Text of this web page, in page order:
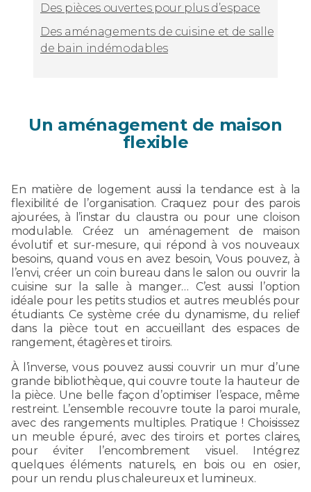
Des pièces ouvertes pour plus d’espace
Des aménagements de cuisine et de salle
de bain indémodables
Un aménagement de maison
flexible
En matière de logement aussi la tendance est à la
flexibilité de l’organisation. Craquez pour des parois
ajourées, à l’instar du claustra ou pour une cloison
modulable. Créez un aménagement de maison
évolutif et sur-mesure, qui répond à vos nouveaux
besoins, quand vous en avez besoin, Vous pouvez, à
l’envi, créer un coin bureau dans le salon ou ouvrir la
cuisine sur la salle à manger… C’est aussi l’option
idéale pour les petits studios et autres meublés pour
étudiants. Ce système crée du dynamisme, du relief
dans la pièce tout en accueillant des espaces de
rangement, étagères et tiroirs.
À l’inverse, vous pouvez aussi couvrir un mur d’une
grande bibliothèque, qui couvre toute la hauteur de
la pièce. Une belle façon d’optimiser l’espace, même
restreint. L’ensemble recouvre toute la paroi murale,
avec des rangements multiples. Pratique ! Choisissez
un meuble épuré, avec des tiroirs et portes claires,
pour éviter l’encombrement visuel. Intégrez
quelques éléments naturels, en bois ou en osier,
pour un rendu plus chaleureux et lumineux.